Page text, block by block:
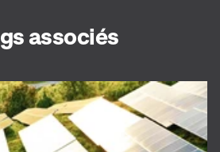
associés